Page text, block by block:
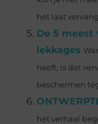
het laat
De 5 meest
lekkages
heeft, is dat
beschermen
het verhaal